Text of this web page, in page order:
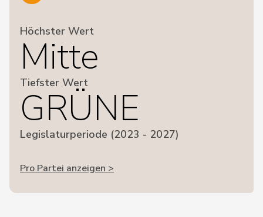
Höchster Wert
Mitte
Tiefster Wert
GRÜNE
Legislaturperiode (2023 - 2027)
Pro Partei anzeigen >